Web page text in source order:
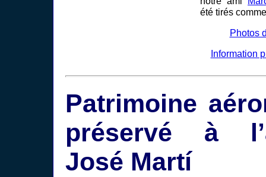
été tirés
Photos
Information
Patrimoine
préservé à
José Martí